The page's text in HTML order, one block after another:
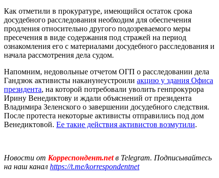
Как отметили в прокуратуре, имеющийся остаток срока
досудебного расследования необходим для обеспечения
продления относительно другого подозреваемого меры
пресечения в виде содержания под стражей на период
ознакомления его с материалами досудебного расследования и
начала рассмотрения дела судом.
Напомним, недовольные отчетом ОГП о расследовании дела
Гандзюк активисты наканунеустроили акцию у здания Офиса
президента, на которой потребовали уволить генпрокурора
Ирину Венедиктову и ждали объяснений от президента
Владимира Зеленского о завершении досудебного следствия.
После протеста некоторые активисты отправились под дом
Венедиктовой. Ее такие действия активистов возмутили.
Новости от Корреспондент.netв Telegram. Подписывайтесь
на наш канал https://t.me/korrespondentnet